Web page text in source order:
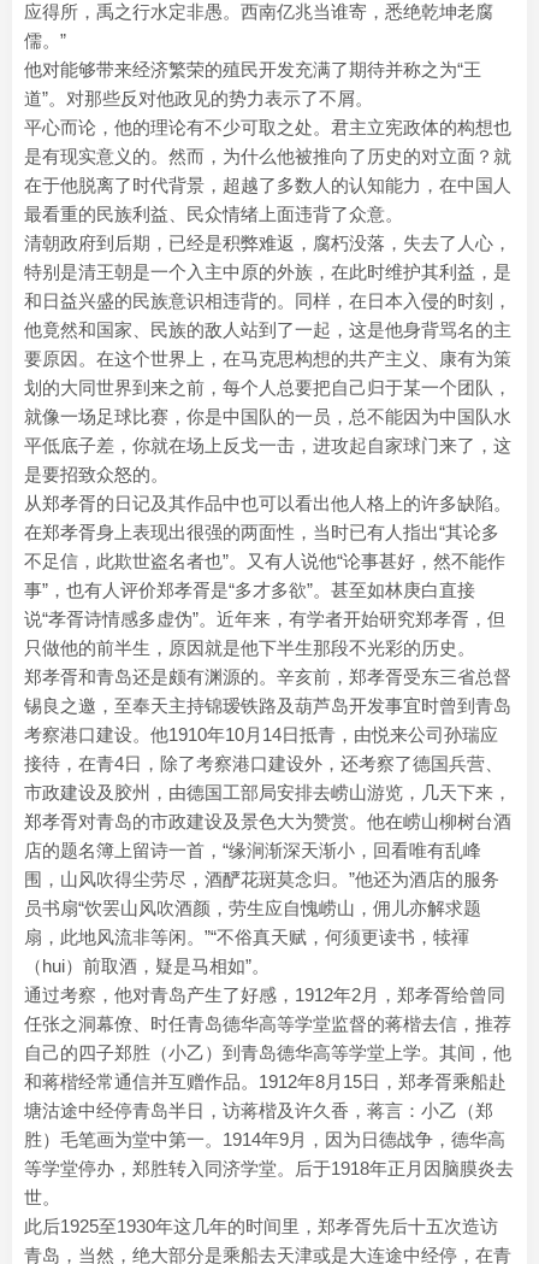
应得所，禹之行水定非愚。西南亿兆当谁寄，悉绝乾坤老腐
儒。”
他对能够带来经济繁荣的殖民开发充满了期待并称之为“王
道”。对那些反对他政见的势力表示了不屑。
平心而论，他的理论有不少可取之处。君主立宪政体的构想也
是有现实意义的。然而，为什么他被推向了历史的对立面？就
在于他脱离了时代背景，超越了多数人的认知能力，在中国人
最看重的民族利益、民众情绪上面违背了众意。
清朝政府到后期，已经是积弊难返，腐朽没落，失去了人心，
特别是清王朝是一个入主中原的外族，在此时维护其利益，是
和日益兴盛的民族意识相违背的。同样，在日本入侵的时刻，
他竟然和国家、民族的敌人站到了一起，这是他身背骂名的主
要原因。在这个世界上，在马克思构想的共产主义、康有为策
划的大同世界到来之前，每个人总要把自己归于某一个团队，
就像一场足球比赛，你是中国队的一员，总不能因为中国队水
平低底子差，你就在场上反戈一击，进攻起自家球门来了，这
是要招致众怒的。
从郑孝胥的日记及其作品中也可以看出他人格上的许多缺陷。
在郑孝胥身上表现出很强的两面性，当时已有人指出“其论多
不足信，此欺世盗名者也”。又有人说他“论事甚好，然不能作
事”，也有人评价郑孝胥是“多才多欲”。甚至如林庚白直接
说“孝胥诗情感多虚伪”。近年来，有学者开始研究郑孝胥，但
只做他的前半生，原因就是他下半生那段不光彩的历史。
郑孝胥和青岛还是颇有渊源的。辛亥前，郑孝胥受东三省总督
锡良之邀，至奉天主持锦瑷铁路及葫芦岛开发事宜时曾到青岛
考察港口建设。他1910年10月14日抵青，由悦来公司孙瑞应
接待，在青4日，除了考察港口建设外，还考察了德国兵营、
市政建设及胶州，由德国工部局安排去崂山游览，几天下来，
郑孝胥对青岛的市政建设及景色大为赞赏。他在崂山柳树台酒
店的题名簿上留诗一首，“缘涧渐深天渐小，回看唯有乱峰
围，山风吹得尘劳尽，酒酽花斑莫念归。”他还为酒店的服务
员书扇“饮罢山风吹酒颜，劳生应自愧崂山，佣儿亦解求题
扇，此地风流非等闲。”“不俗真天赋，何须更读书，犊禈
（hui）前取酒，疑是马相如”。
通过考察，他对青岛产生了好感，1912年2月，郑孝胥给曾同
任张之洞幕僚、时任青岛德华高等学堂监督的蒋楷去信，推荐
自己的四子郑胜（小乙）到青岛德华高等学堂上学。其间，他
和蒋楷经常通信并互赠作品。1912年8月15日，郑孝胥乘船赴
塘沽途中经停青岛半日，访蒋楷及许久香，蒋言：小乙（郑
胜）毛笔画为堂中第一。1914年9月，因为日德战争，德华高
等学堂停办，郑胜转入同济学堂。后于1918年正月因脑膜炎去
世。
此后1925至1930年这几年的时间里，郑孝胥先后十五次造访
青岛，当然，绝大部分是乘船去天津或是大连途中经停，在青